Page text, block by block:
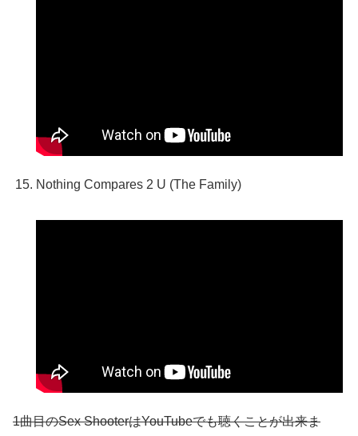
Nothing Compares 2 U (The Family)
1曲目のSex ShooterはYouTubeでも聴くことが出来ま